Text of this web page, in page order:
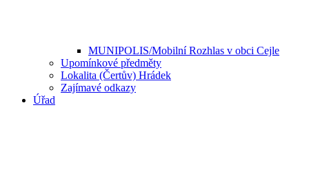
MUNIPOLIS/Mobilní Rozhlas v obci Cejle
Upomínkové předměty
Lokalita (Čertův) Hrádek
Zajímavé odkazy
Úřad